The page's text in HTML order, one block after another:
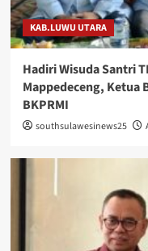
KAB.LUWU UTARA
Hadiri Wisuda Santri
Mappedeceng, Ketua
BKPRMI
southsulawesinews25